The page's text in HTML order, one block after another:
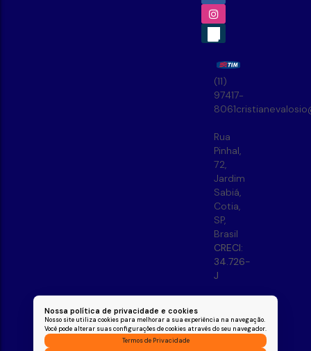
Nossa política de privacidade e cookies
Nosso site utiliza cookies para melhorar a sua experiência na navegação.
Você pode alterar suas configurações de cookies através do seu navegador.
Termos de Privacidade
(11)
97417-
8061
Rua
Pinhal,
72,
Jardim
Sabiá,
Cotia,
SP,
Brasil
CRECI:
34.726-
J